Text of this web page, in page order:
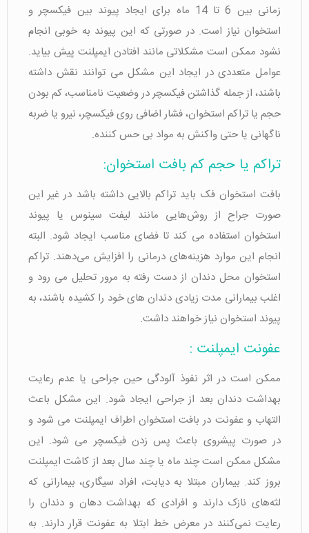
زمانی بین 6 تا 14 ماه برای ایجاد پیوند بین فیکسچر و
استخوان نیاز است. در صورتی که این پیوند به خوبی انجام
نشود ممکن است مشکلاتی مانند افتادن ایمپلنت پیش بیاید.
عوامل متعددی در ایجاد این مشکل می توانند نقش داشته
باشند، از جمله گذاشتن فیکسچر در وضعیت نامناسب، کم بودن
حجم یا تراکم استخوان، فشار اضافی روی فیکسچر، نیرو یا ضربه
ناگهانی یا حتی واکنش به مواد بی حس کننده.
تراکم یا حجم کم بافت استخوان:
بافت استخوان فک باید تراکم بالایی داشته باشد در غیر این
صورت جراح از روش‌هایی مانند لیفت سینوس یا پیوند
استخوان استفاده می کند تا فضای مناسب ایجاد شود. البته
انجام این موارد هزینه‌های درمانی را افزایش می‌دهند. تراکم
استخوان محل دندان‌ از دست رفته به مرور تحلیل می رود و
اغلب بیمارانی مدت زیادی دندان های خود را کشیده باشند، به
پیوند استخوان نیاز خواهند داشت.
عفونت ایمپلنت :
ممکن است در اثر نفوذ آلودگی حین جراحی یا عدم رعایت
بهداشت دندان بعد از جراحی ایجاد شود. این مشکل باعث
التهاب و عفونت در بافت استخوان اطراف ایمپلنت می شود و
در صورت پیشروی باعث پس زدن فیکسچر می شود. این
مشکل ممکن است چند ماه یا چند سال بعد از کاشت ایمپلنت
بروز کند. بیماران مبتلا به دیابت، افراد سیگاری، بیمارانی که
لثه‌های نازک دارند و افرادی که بهداشت دهان و دندان را
رعایت نمی‌کنند در معرض خط ابتلا به عفونت قرار دارند. به